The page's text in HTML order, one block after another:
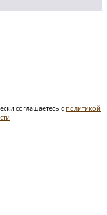
соглашаетесь с политикой